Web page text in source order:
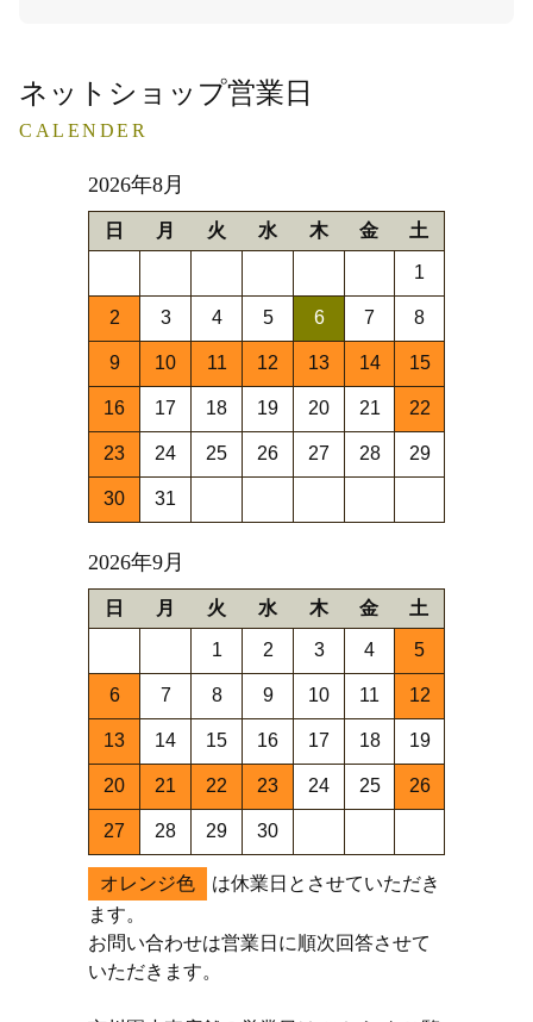
ネットショップ営業日
CALENDER
2026年8月
日 月 火 水 木 金 土
1
2 3 4 5 6 7 8
9 10 11 12 13 14 15
16 17 18 19 20 21 22
23 24 25 26 27 28 29
30 31
2026年9月
日 月 火 水 木 金 土
1 2 3 4 5
6 7 8 9 10 11 12
13 14 15 16 17 18 19
20 21 22 23 24 25 26
27 28 29 30
オレンジ色
は休業日とさせていただき
ます。
お問い合わせは営業日に順次回答させて
いただきます。